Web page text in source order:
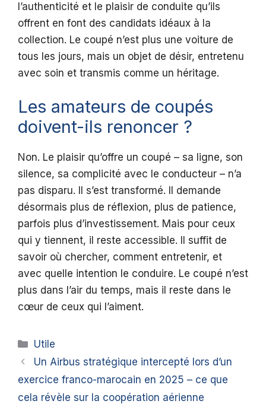
l’authenticité et le plaisir de conduite qu’ils
offrent en font des candidats idéaux à la
collection. Le coupé n’est plus une voiture de
tous les jours, mais un objet de désir, entretenu
avec soin et transmis comme un héritage.
Les amateurs de coupés
doivent-ils renoncer ?
Non. Le plaisir qu’offre un coupé – sa ligne, son
silence, sa complicité avec le conducteur – n’a
pas disparu. Il s’est transformé. Il demande
désormais plus de réflexion, plus de patience,
parfois plus d’investissement. Mais pour ceux
qui y tiennent, il reste accessible. Il suffit de
savoir où chercher, comment entretenir, et
avec quelle intention le conduire. Le coupé n’est
plus dans l’air du temps, mais il reste dans le
cœur de ceux qui l’aiment.
Catégories
Utile
Un Airbus stratégique intercepté lors d’un
exercice franco-marocain en 2025 – ce que
cela révèle sur la coopération aérienne